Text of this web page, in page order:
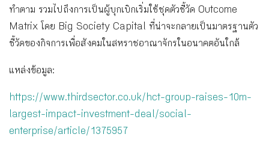
ทำตาม รวมไปถึงการเป็นผู้บุกเบิกเริ่มใช้ชุดตัวชี้วัด Outcome
Matrix โดย Big Society Capital ที่น่าจะกลายเป็นมาตรฐานตัว
ชี้วัดของกิจการเพื่อสังคมในสหราชอาณาจักรในอนาคตอันใกล้
แหล่งข้อมูล:
https://www.thirdsector.co.uk/hct-group-raises-10m-
largest-impact-investment-deal/social-
enterprise/article/1375957